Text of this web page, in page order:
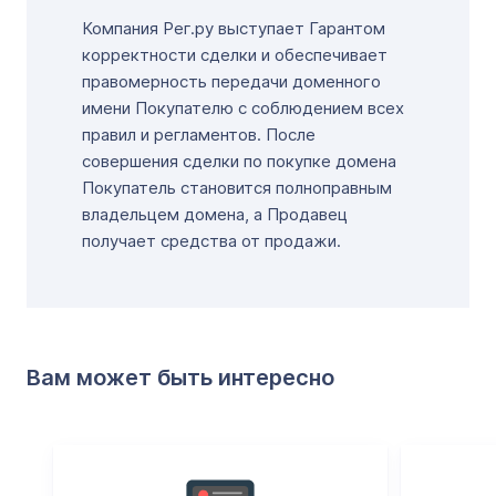
Компания Рег.ру выступает Гарантом
корректности сделки и обеспечивает
правомерность передачи доменного
имени Покупателю с соблюдением всех
правил и регламентов. После
совершения сделки по покупке домена
Покупатель становится полноправным
владельцем домена, а Продавец
получает средства от продажи.
Вам может быть интересно